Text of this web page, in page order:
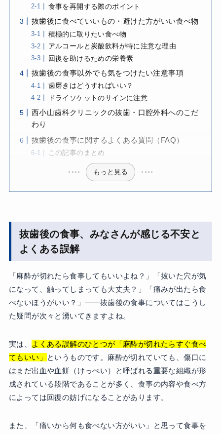
食事を再開する際のポイント
抜歯後に食べていいもの・避けた方がいい食べ物
積極的に取りたい食べ物
アルコールと炭酸飲料が特に注意な理由
回復を助けるための栄養素
抜歯後の食事以外でも気をつけたい注意事項
歯磨きはどうすればいい？
ドライソケットのサインに注意
西小山歯科クリニックの抜歯・口腔外科へのこだ
わり
抜歯後の食事に関するよくある質問（FAQ）
この記事のまとめ
もっと見る
抜歯後の食事、みなさんが感じる不安と
よくある誤解
「麻酔が切れたら食事してもいいよね？」「抜いた穴が気
になって、触ってしまっても大丈夫？」「痛みが出たら食
べないほうがいい？」——抜歯後の食事についてはこうし
た疑問が次々と湧いてきますよね。
実は、
よくある誤解のひとつが「麻酔が切れたらすぐ食べ
てもいい」
というものです。麻酔が切れていても、傷口に
はまだ出血や血餅（けっぺい）と呼ばれる重要な組織が形
成されている段階であることが多く、食事の内容や食べ方
によっては回復の妨げになることがあります。
また、「痛いから何も食べない方がいい」と思って食事を